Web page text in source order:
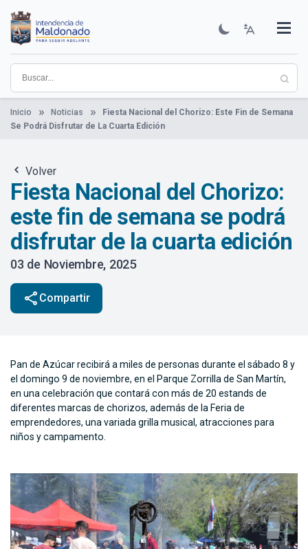
contenido
principal
Institucional
Municipios
Descubre Maldonado
Comunicación
Servicios
Guía De Trámites
Ver Noticias
Inicio Noticias
Fiesta Nacional del Chorizo: Este Fin de Semana
Se Podrá Disfrutar de La Cuarta Edición
Volver
Fiesta Nacional del Chorizo:
este fin de semana se podrá
disfrutar de la cuarta edición
03 de Noviembre, 2025
share Compartir
Pan de Azúcar recibirá a miles de personas durante el sábado 8 y
el domingo 9 de noviembre, en el Parque Zorrilla de San Martín,
en una celebración que contará con más de 20 estands de
diferentes marcas de chorizos, además de la Feria de
emprendedores, una variada grilla musical, atracciones para
niños y campamento.